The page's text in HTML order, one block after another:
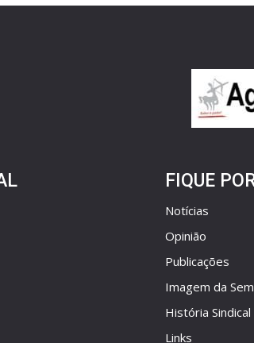
FIQUE
Notícias
Opinião
Publicações
Imagem da
História Sindical
Links